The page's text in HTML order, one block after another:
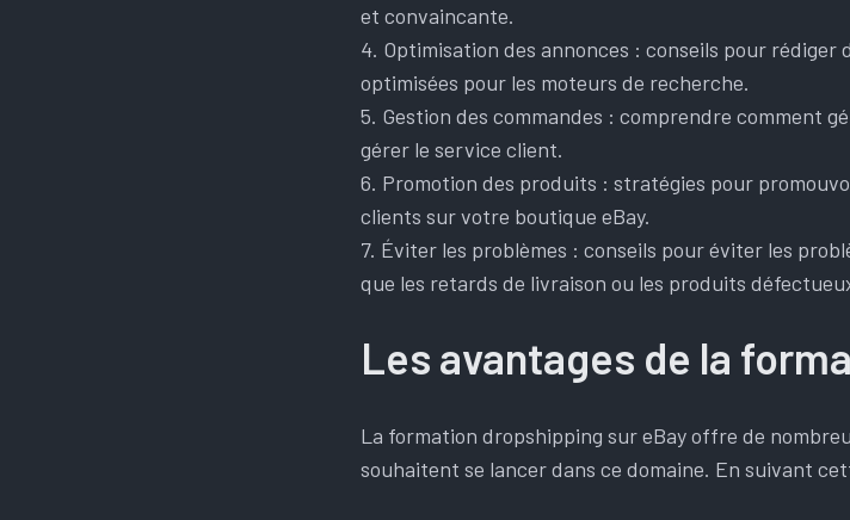
et convaincante.
4. Optimisation des annonces : conseils pour
optimisées pour les moteurs de recherche.
5. Gestion des commandes : comprendre comment
gérer le service client.
6. Promotion des produits : stratégies pour
clients sur votre boutique eBay.
7. Éviter les problèmes : conseils pour éviter les
que les retards de livraison ou les produits
Les avantages de la
La formation dropshipping sur eBay offre de
souhaitent se lancer dans ce domaine. En suivant